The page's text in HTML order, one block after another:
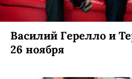
Василий Герелло и
26 ноября